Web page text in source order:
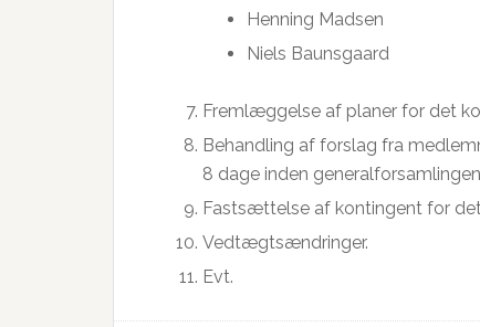
Henning Madsen
Niels Baunsgaard
Fremlæggelse af planer for det
Behandling af forslag fra
8 dage inden
Fastsættelse af kontingent for
Vedtægtsændringer.
Evt.